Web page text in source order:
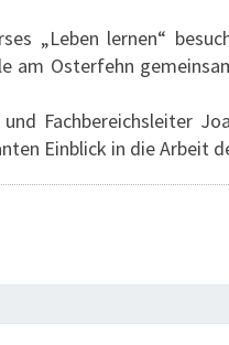
„Leben lernen“
am Osterfehn
Fachbereichsleiter
Einblick in die Arbeit